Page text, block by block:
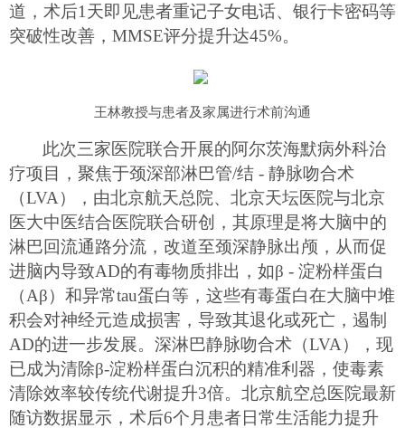
道，术后1 天即见患者重记子女电话、银行卡密码等
突破性改善， MMSE评分提升达45%。
王林教授与患者及家属进行术前沟通
此次三家医院联合开展的阿尔茨海默病外科治
疗项目，聚焦于颈深部淋巴管/结 - 静脉吻合术
（LVA）， 由北京航天总院、北京天坛医院与北京
医大中医结合医院联合研创
，其原理是将大脑中的
淋巴回流通路分流，改道至颈深静脉出颅，从而促
进脑内导致AD的有毒物质排出，如β - 淀粉样蛋白
（Aβ）和异常tau蛋白等，这些有毒蛋白在大脑中堆
积会对神经元造成损害，导致其退化或死亡 ，遏制
AD的进一步发展。 深淋巴静脉吻合术（LVA），现
已成为清除β-淀粉样蛋白沉积的精准利器 ， 使毒素
清除效率较传统代谢提升3倍。北京航空总医院最新
随访数据显示，术后6个月患者日常生活能力提升